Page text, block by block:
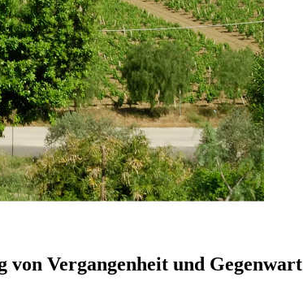
Weinregion treffen.
Vergangenheit und Gegenwart